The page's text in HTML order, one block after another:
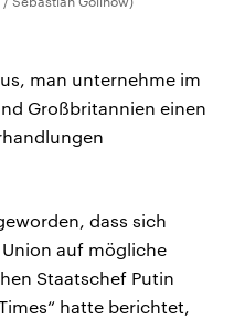
man unternehme im
Großbritannien einen
dass sich
auf mögliche
Staatschef Putin
hatte berichtet,